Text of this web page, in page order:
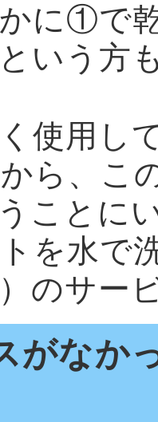
に①で
いう方
く使用
ら、こ
ことに
を水
のサー
がなか